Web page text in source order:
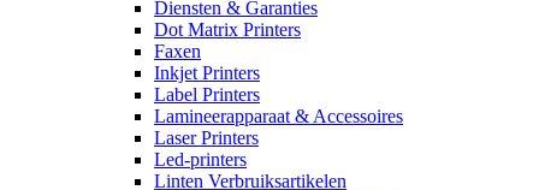
Diensten & Garanties
Dot Matrix Printers
Faxen
Inkjet Printers
Label Printers
Lamineerapparaat & Accessoires
Laser Printers
Led-printers
Linten Verbruiksartikelen